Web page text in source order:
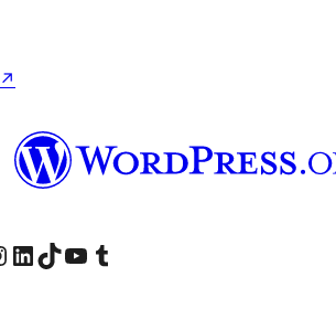
↗
একাউণ্টলৈ যাওক
আমাৰ LinkedIn একাউণ্টলৈ যাওকআমাৰ TikTok একাউণ্টলৈ যাওকআমাৰ YouTube চেনেললৈ যাওকআমাৰ Tumblr একাউণ্টলৈ যাওক